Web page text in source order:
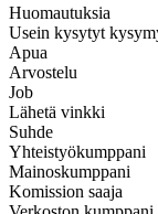
Huomautuksia
Usein kysytyt
Apua
Arvostelu
Job
Lähetä vinkki
Suhde
Yhteistyökumppani
Mainoskumppani
Komission saaja